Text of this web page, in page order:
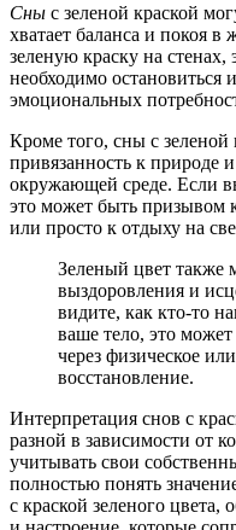
Сны с зеленой краской
хватает баланса и покоя
зеленую краску на стенах,
необходимо остановиться
эмоциональных
Кроме того, сны с зеленой
привязанность к природе
окружающей среде. Если
это может быть призывом
или просто к отдыху на
Зеленый цвет также
выздоровления и
видите, как кто-то
ваше тело, это
через физическое
восстановление.
Интерпретация снов с
разной в зависимости от
учитывать свои
полностью понять
с краской зеленого